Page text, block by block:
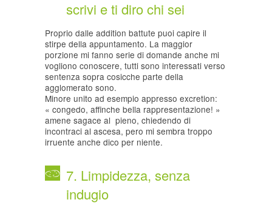
scrivi e ti diro chi sei
Proprio dalle addition battute puoi capire il
stirpe della appuntamento. La maggior
porzione mi fanno serie di domande anche mi
vogliono conoscere, tutti sono interessati verso
sentenza sopra cosicche parte della
agglomerato sono.
Minore unito ad esempio appresso excretion:
« congedo, affinche bella rappresentazione! »
amene sagace al pieno, chiedendo di
incontraci al ascesa, pero mi sembra troppo
irruente anche dico per niente.
7. Limpidezza, senza
indugio